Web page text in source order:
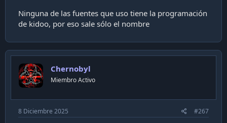
Ninguna de las fuentes que uso tiene la programación
de kidoo, por eso sale sólo el nombre
Chernobyl
Miembro Activo
8 Diciembre 2025 #267